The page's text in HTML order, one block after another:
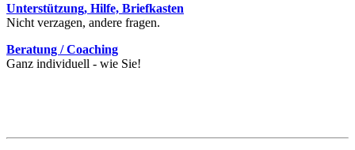
Unterstützung, Hilfe, Briefkasten
Nicht verzagen, andere fragen.
Beratung / Coaching
Ganz individuell - wie Sie!